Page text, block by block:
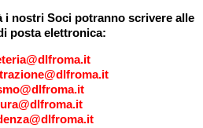
i nostri Soci potranno scrivere alle
posta elettronica: